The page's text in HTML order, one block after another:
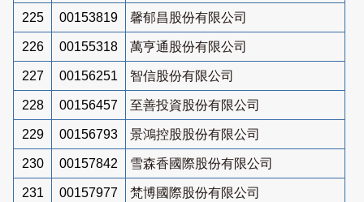
225 00153819 馨郁昌股份有限公司
226 00155318 萬亨通股份有限公司
227 00156251 智信股份有限公司
228 00156457 至善投資股份有限公司
229 00156793 景鴻控股股份有限公司
230 00157842 雪森香國際股份有限公司
231 00157977 梵博國際股份有限公司